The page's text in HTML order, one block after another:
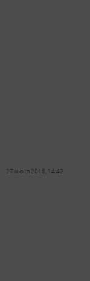
27 июня 2015, 14:42